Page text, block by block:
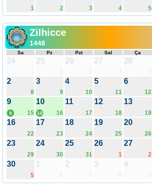
1 2 3 4 5
Zilhicce
1448
Sa
Pz Pzt Sal Ça
24
1
25
2
26
3
27
4
28
5
2
8
3
9
4
10
5
11
6
12
9
15
9
10
16
10
11
17
12
18
13
19
16
22
17
23
18
24
19
25
20
26
23
29
24
30
25
31
26
1
27
2
30
5
1
6
2
7
3
8
4
9